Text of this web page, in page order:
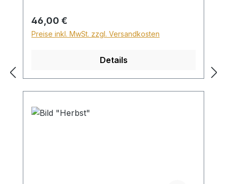
Sperrgutzuschlag 30€.
Regulärer Preis:
46,00 €
Preise inkl. MwSt. zzgl. Versandkosten
Details